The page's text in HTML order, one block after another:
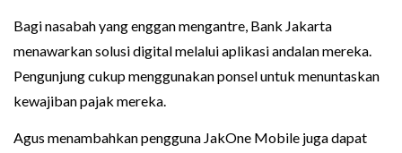
Bagi nasabah yang enggan mengantre, Bank Jakarta
menawarkan solusi digital melalui aplikasi andalan mereka.
Pengunjung cukup menggunakan ponsel untuk menuntaskan
kewajiban pajak mereka.
Agus menambahkan pengguna JakOne Mobile juga dapat